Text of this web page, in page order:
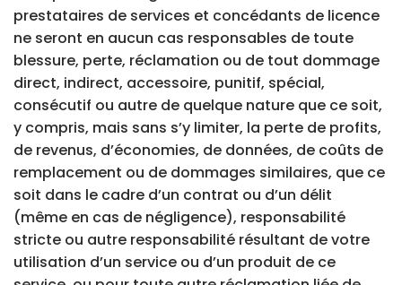
prestataires de services et concédants de licence
ne seront en aucun cas responsables de toute
blessure, perte, réclamation ou de tout dommage
direct, indirect, accessoire, punitif, spécial,
consécutif ou autre de quelque nature que ce soit,
y compris, mais sans s’y limiter, la perte de profits,
de revenus, d’économies, de données, de coûts de
remplacement ou de dommages similaires, que ce
soit dans le cadre d’un contrat ou d’un délit
(même en cas de négligence), responsabilité
stricte ou autre responsabilité résultant de votre
utilisation d’un service ou d’un produit de ce